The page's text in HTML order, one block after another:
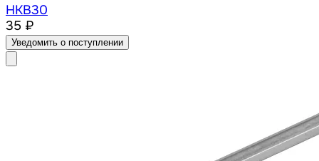
HKB30
35 ₽
Уведомить о поступлении